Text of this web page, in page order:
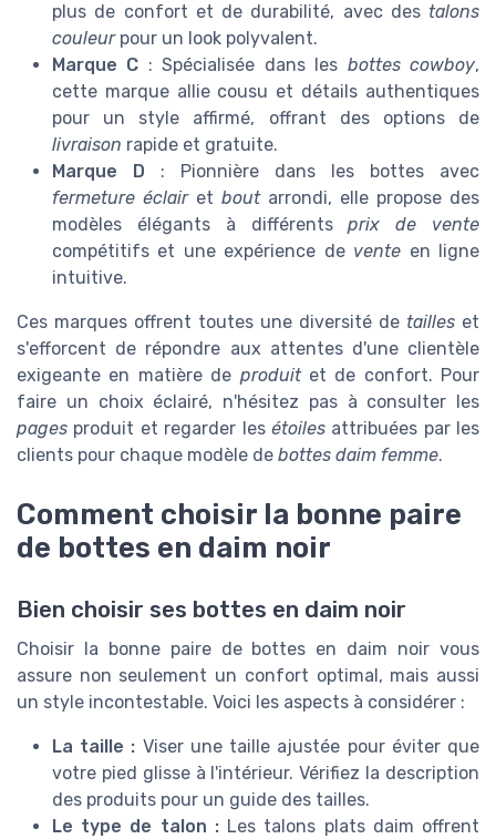
plus de confort et de durabilité, avec des talons
couleurpour un look polyvalent.
Marque C : Spécialisée dans les bottes cowboy,
cette marque allie cousu et détails authentiques
pour un style affirmé, offrant des options de
livraison rapide et gratuite.
Marque D : Pionnière dans les bottes avec
fermeture éclairet boutarrondi, elle propose des
modèles élégants à différentsprix de vente
compétitifs et une expérience de vente en ligne
intuitive.
Ces marques offrent toutes une diversité de tailles et
s'efforcent de répondre aux attentes d'une clientèle
exigeante en matière de produitet de confort. Pour
faire un choix éclairé, n'hésitez pas à consulter les
pages produit et regarder les étoilesattribuées par les
clients pour chaque modèle de bottes daim femme.
Comment choisir la bonne paire
de bottes en daim noir
Bien choisir ses bottes en daim noir
Choisir la bonne paire de bottes en daim noir vous
assure non seulement un confort optimal, mais aussi
un style incontestable. Voici les aspects à considérer :
La taille : Viser une taille ajustée pour éviter que
votre pied glisse à l'intérieur. Vérifiez la description
des produits pour un guide des tailles.
Le type de talon :Les talons plats daim offrent